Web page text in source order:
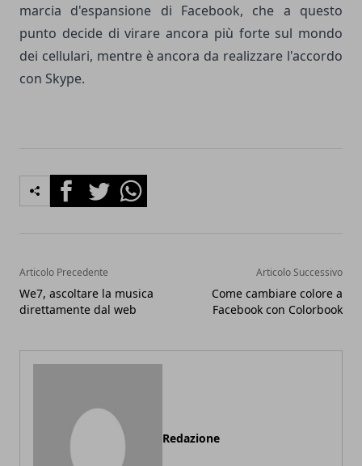
marcia d'espansione di Facebook, che a questo
punto decide di virare ancora più forte sul mondo
dei cellulari, mentre è ancora da realizzare l'accordo
con Skype.
FacebookTwitterWhatsapp
Articolo Precedente
We7, ascoltare la musica
direttamente dal web
Articolo Successivo
Come cambiare colore a
Facebook con Colorbook
Redazione